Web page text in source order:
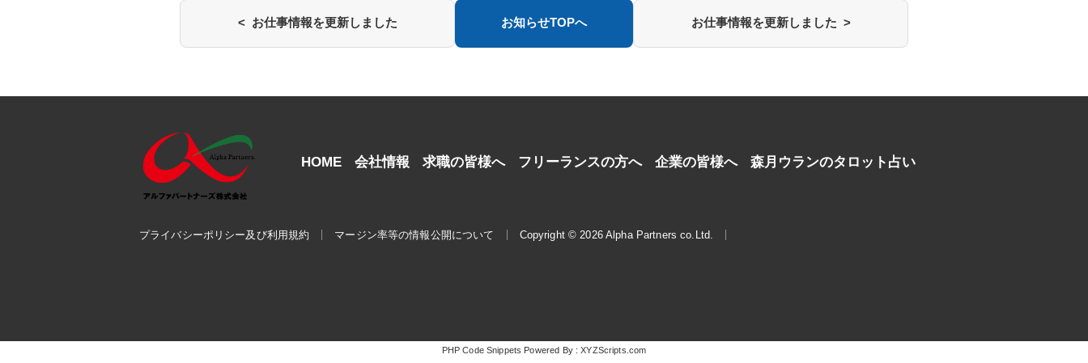
< お仕事情報を更新しました お知らせTOPへ お仕事情報を更新しました >
HOME 会社情報 求職の皆様へ フリーランスの方へ 企業の皆様へ 森月ウランのタロット占い
プライバシーポリシー及び利用規約 マージン率等の情報公開について Copyright © 2026 Alpha Partners co.Ltd.
PHP Code Snippets Powered By :XYZScripts.com